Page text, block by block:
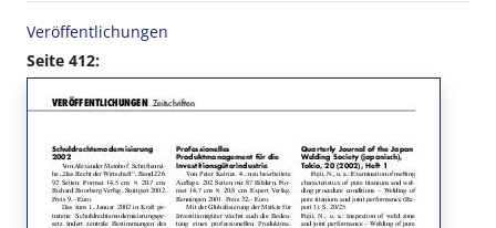
Veröffentlichungen
Seite 412: